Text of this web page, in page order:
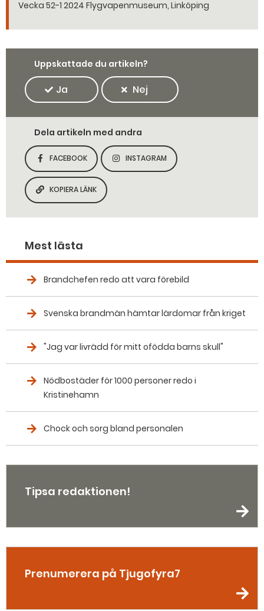
Vecka 52-1 2024 Flygvapenmuseum, Linköping
Uppskattade du artikeln?
Ja Nej
Dela artikeln med andra
DELA SIDAN PÅ
FACEBOOK
DELA SIDAN PÅ
INSTAGRAM
KOPIERA SIDANS LÄNK
KOPIERA LÄNK
Mest lästa
Brandchefen redo att vara förebild
Svenska brandmän hämtar lärdomar från kriget
"Jag var livrädd för mitt ofödda barns skull"
Nödbostäder för 1000 personer redo i
Kristinehamn
Chock och sorg bland personalen
Tipsa redaktionen!
Prenumerera på Tjugofyra7